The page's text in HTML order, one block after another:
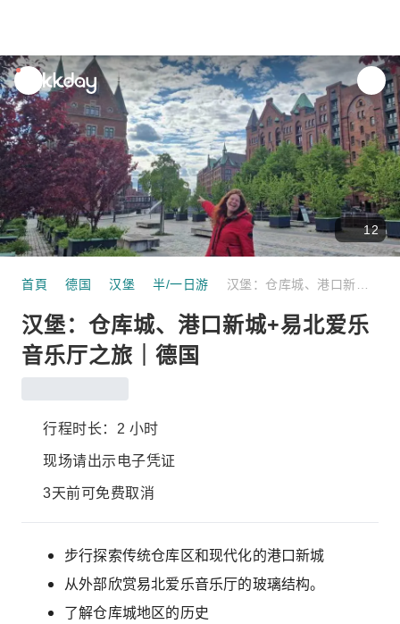
unread
notifications
12
首頁 德国 汉堡 半/一日游
汉堡：仓库城、港口新城+易北爱乐
音乐厅之旅｜德国
行程时长：2 小时
现场请出示电子凭证
3天前可免费取消
步行探索传统仓库区和现代化的港口新城
从外部欣赏易北爱乐音乐厅的玻璃结构。
了解仓库城地区的历史